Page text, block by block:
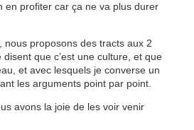
en profiter car ça ne va plus durer
nous proposons des tracts aux 2
que c’est une culture, et que
et avec lesquels je converse un
les arguments point par point.
avons la joie de les voir venir